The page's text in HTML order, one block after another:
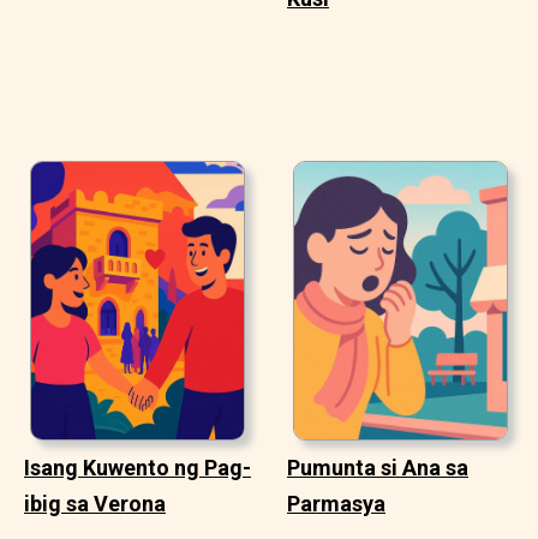
Isang Kuwento ng Pag-
ibig sa Verona
Pumunta si Ana sa
Parmasya